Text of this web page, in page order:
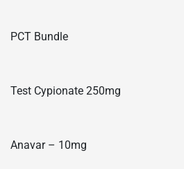
PCT Bundle
Test Cypionate 250mg
Anavar – 10mg